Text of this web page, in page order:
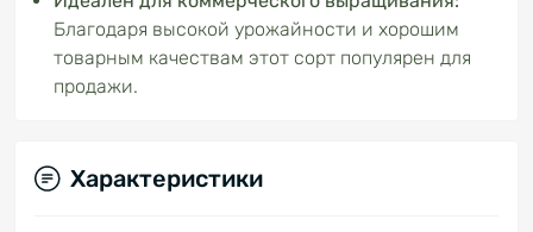
Благодаря высокой урожайности и хорошим
товарным качествам этот сорт популярен для
продажи.
Характеристики